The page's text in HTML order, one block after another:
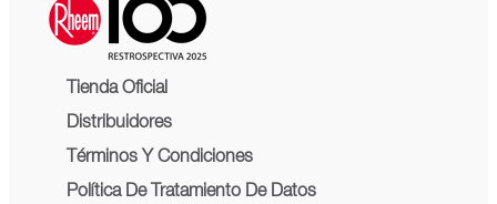
Tienda Oficial
Distribuidores
Términos Y Condiciones
Política De Tratamiento De Datos